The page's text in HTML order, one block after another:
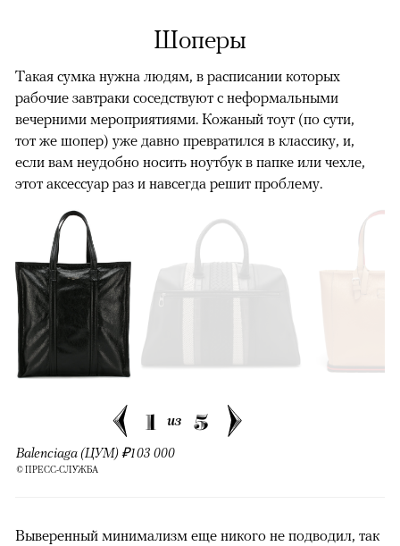
Шоперы
Такая сумка нужна людям, в расписании которых
рабочие завтраки соседствуют с неформальными
вечерними мероприятиями. Кожаный тоут (по сути,
тот же шопер) уже давно превратился в классику, и,
если вам неудобно носить ноутбук в папке или чехле,
этот аксессуар раз и навсегда решит проблему.
1 из 5
Balenciaga (ЦУМ) ₽103 000
© ПРЕСС-СЛУЖБА
Выверенный минимализм еще никого не подводил, так